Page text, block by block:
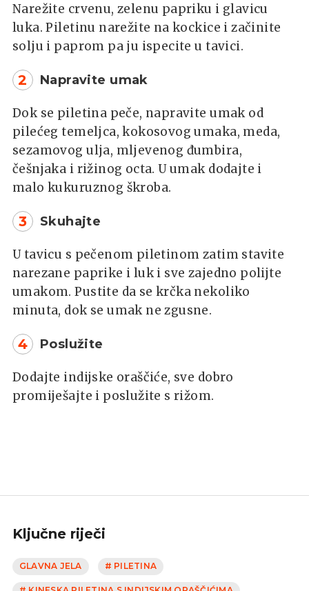
Narežite crvenu, zelenu papriku i glavicu
luka. Piletinu narežite na kockice i začinite
solju i paprom pa ju ispecite u tavici.
2 Napravite umak
Dok se piletina peče, napravite umak od
pilećeg temeljca, kokosovog umaka, meda,
sezamovog ulja, mljevenog đumbira,
češnjaka i rižinog octa. U umak dodajte i
malo kukuruznog škroba.
3 Skuhajte
U tavicu s pečenom piletinom zatim stavite
narezane paprike i luk i sve zajedno polijte
umakom. Pustite da se krčka nekoliko
minuta, dok se umak ne zgusne.
4 Poslužite
Dodajte indijske oraščiće, sve dobro
promiješajte i poslužite s rižom.
Ključne riječi
GLAVNA JELA # PILETINA